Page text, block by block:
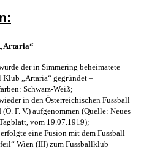
der in Simmering beheimatete
Klub „Artaria“ gegründet –
Schwarz-Weiß;
in den Österreichischen Fussball
(Ö. F. V.) aufgenommen (Quelle: Neues
vom 19.07.1919);
eine Fusion mit dem Fussball
Wien (III) zum Fussballklub